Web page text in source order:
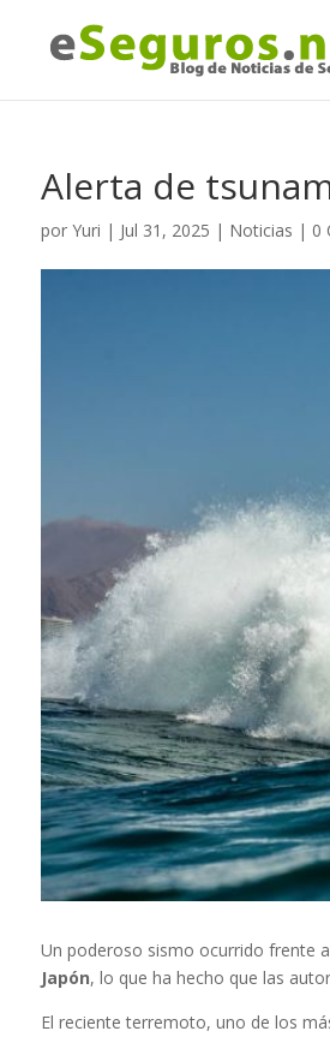
Alerta de
por Yuri | Jul 31, 2025 | Noticias | 0
Un poderoso sismo ocurrido frente
Japón, lo que ha hecho que las
El reciente terremoto, uno de los